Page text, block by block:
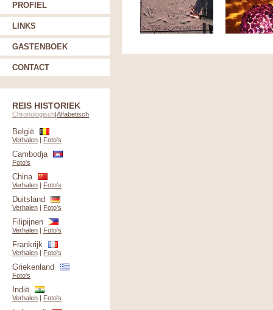
PROFIEL
LINKS
GASTENBOEK
CONTACT
REIS HISTORIEK
Chronologisch|Alfabetisch
België
Verhalen | Foto's
Cambodja
Foto's
China
Verhalen | Foto's
Duitsland
Verhalen | Foto's
Filipijnen
Verhalen | Foto's
Frankrijk
Verhalen | Foto's
Griekenland
Foto's
Indië
Verhalen | Foto's